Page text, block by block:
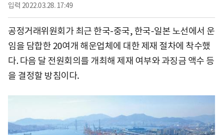
입력 2022.03.28. 17:49
공정거래위원회가 최근 한국-중국, 한국-일본 노선에서 운
임을 담합한 20여개 해운업체에 대한 제재 절차에 착수했
다. 다음 달 전원회의를 개최해 제재 여부와 과징금 액수 등
을 결정할 방침이다.